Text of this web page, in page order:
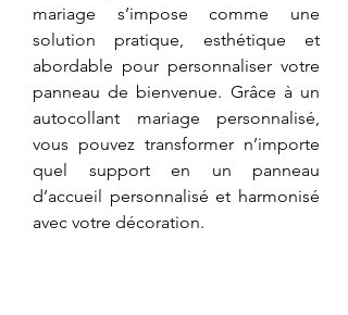
mariage s’impose comme une
solution pratique, esthétique et
abordable pour personnaliser votre
panneau de bienvenue. Grâce à un
autocollant mariage personnalisé,
vous pouvez transformer n’importe
quel support en un panneau
d’accueil personnalisé et harmonisé
avec votre décoration.